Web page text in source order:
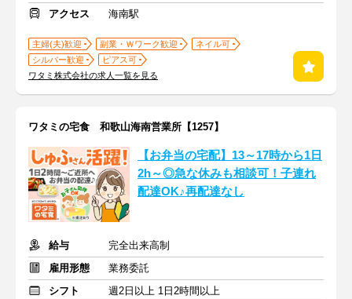
アクセス
海南駅
主婦(夫)歓迎 副業・Ｗワーク歓迎
ネイル可
シルバー歓迎
ピアス可
ワタミ株式会社の求人一覧を見る
ワタミの宅食 和歌山海南営業所【1257】
【お弁当の宅配】13～17時から1日
2h～◎急な休みも相談可！子連れ
配達OK♪再配達なし
給与
完全出来高制
雇用形態
業務委託
シフト
週2日以上 1日2時間以上